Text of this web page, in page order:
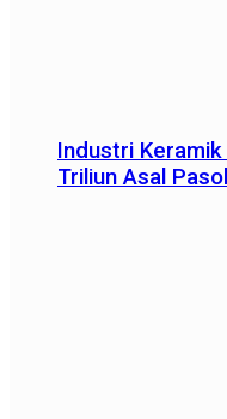
Industri
Triliun Asal